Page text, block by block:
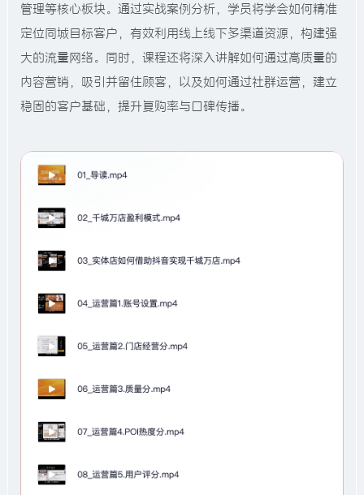
管理等核心板块。通过实战案例分析，学员将学会如何精准
定位同城目标客户，有效利用线上线下多渠道资源，构建强
大的流量网络。同时，课程还将深入讲解如何通过高质量的
内容营销，吸引并留住顾客，以及如何通过社群运营，建立
稳固的客户基础，提升复购率与口碑传播。